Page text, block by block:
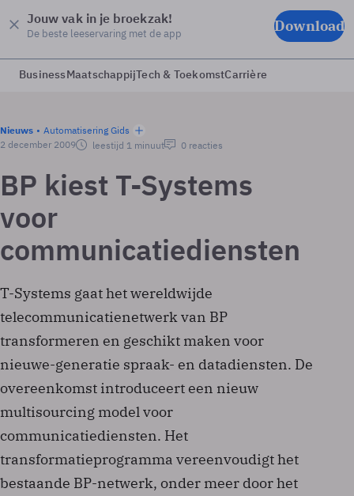
Jouw vak in je broekzak!
De beste leeservaring met de app Download
BusinessMaatschappijTech & ToekomstCarrière
Nieuws
Automatisering Gids
2 december 2009
leestijd 1 minuut 0 reacties
BP kiest T-Systems
voor
communicatiediensten
T-Systems gaat het wereldwijde
telecommunicatienetwerk van BP
transformeren en geschikt maken voor
nieuwe-generatie spraak- en datadiensten. De
overeenkomst introduceert een nieuw
multisourcing model voor
communicatiediensten. Het
transformatieprogramma vereenvoudigt het
bestaande BP-netwerk, onder meer door het